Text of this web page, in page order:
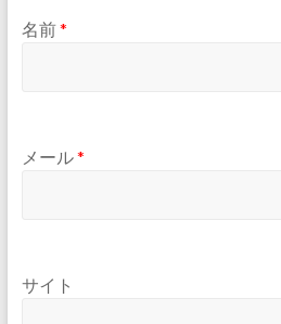
名前*
メール*
サイト